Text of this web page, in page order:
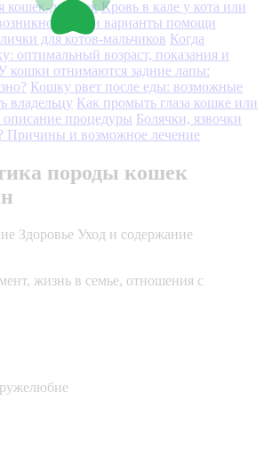
кошек-девочек Кровь в кале у кота или
и варианты помощи
для котов-мальчиков Когда
оптимальный возраст, показания и
кошки отнимаются задние лапы:
Кошку рвет после еды: возможные
владельцу Как промыть глаза кошке или
описание процедуры Болячки, язвочки
Причины и возможное лечение
породы кошек
Здоровье Уход и содержание
жизнь в семье, отношения с